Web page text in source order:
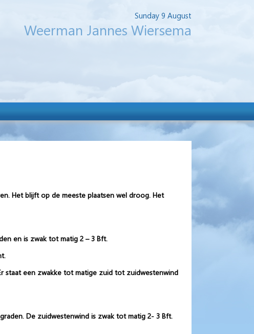
Sunday 9 August
Weerman Jannes Wiersema
Het blijft op de meeste plaatsen wel droog. Het
en is zwak tot matig 2 – 3 Bft.
staat een zwakke tot matige zuid tot zuidwestenwind
De zuidwestenwind is zwak tot matig 2- 3 Bft.